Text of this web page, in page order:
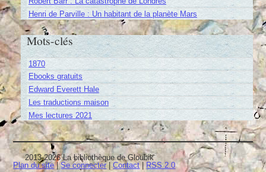
Henri de Parville : Un habitant de la planète Mars
Mots-clés
1870
Ebooks gratuits
Edward Everett Hale
Les traductions maison
Mes lectures 2021
2013-2026 La bibliothèque de Gloubik
Plan du site|Se connecter |Contact| RSS 2.0